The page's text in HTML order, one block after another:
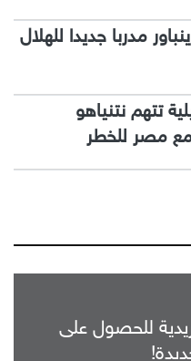
مدربا جديدا للهلال
تتهم نتنياهو
مصر للخطر
للحصول على